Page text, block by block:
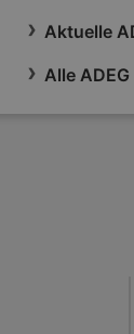
Aktuelle
Alle ADEG